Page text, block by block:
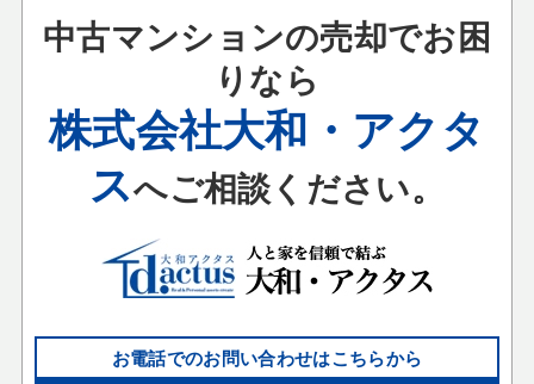
中古マンションの売却でお困
りなら
株式会社大和・アクタ
スへご相談ください。
お電話でのお問い合わせはこちらから